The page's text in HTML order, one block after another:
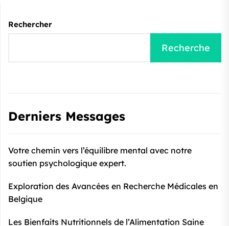
Rechercher
Recherche
Derniers Messages
Votre chemin vers l’équilibre mental avec notre
soutien psychologique expert.
Exploration des Avancées en Recherche Médicales en
Belgique
Les Bienfaits Nutritionnels de l’Alimentation Saine